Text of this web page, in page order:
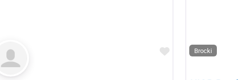
FavoritBrocki